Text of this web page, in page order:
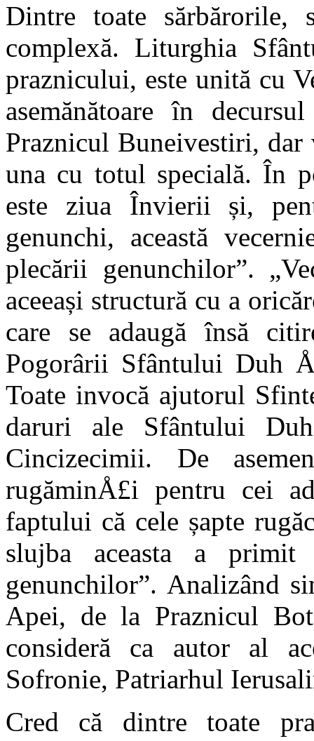
Dintre toate sărbărorile,
complexă. Liturghia
praznicului, este unită cu
asemănătoare în
Praznicul Buneivestiri,
una cu totul specială. În
este ziua Învierii și,
genunchi, această
plecării genunchilor”.
aceeași structură cu a
care se adaugă însă
Pogorârii Sfântului Duh
Toate invocă ajutorul
daruri ale Sfântului
Cincizecimii. De
rugăminÅ£i pentru cei
faptului că cele șapte
slujba aceasta a primit
genunchilor”. Analizând
Apei, de la Praznicul
consideră ca autor al
Sofronie, Patriarhul
Cred că dintre toate